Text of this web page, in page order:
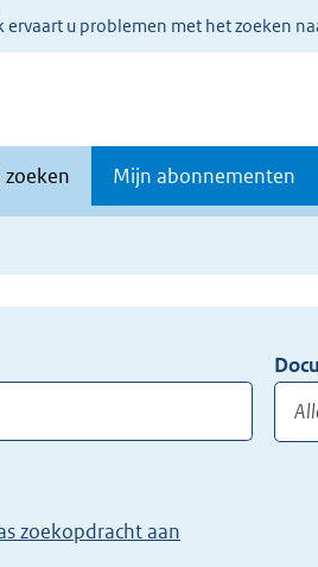
ervaart u problemen met het zoeken
Mijn abonnementen
zoekopdracht aan